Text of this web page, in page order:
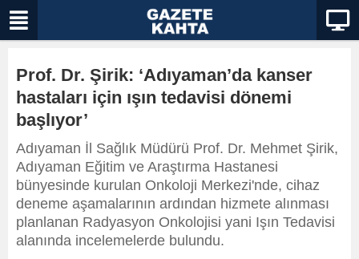
Prof. Dr. Şirik: ‘Adıyaman’da kanser
hastaları için ışın tedavisi dönemi
başlıyor’
Adıyaman İl Sağlık Müdürü Prof. Dr. Mehmet Şirik,
Adıyaman Eğitim ve Araştırma Hastanesi
bünyesinde kurulan Onkoloji Merkezi'nde, cihaz
deneme aşamalarının ardından hizmete alınması
planlanan Radyasyon Onkolojisi yani Işın Tedavisi
alanında incelemelerde bulundu.